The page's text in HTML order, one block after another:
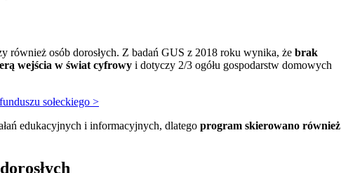
również osób dorosłych. Z badań GUS z 2018 roku wynika, że brak
wejścia w świat cyfrowy i dotyczy 2/3 ogółu gospodarstw domowych
sołeckiego >
edukacyjnych i informacyjnych, dlatego program skierowano również